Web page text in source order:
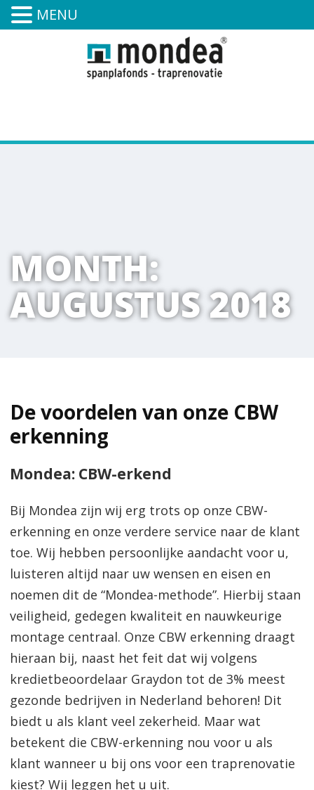
MONTH:
AUGUSTUS 2018
De voordelen van onze CBW
erkenning
Mondea: CBW-erkend
Bij Mondea zijn wij erg trots op onze CBW-
erkenning en onze verdere service naar de klant
toe. Wij hebben persoonlijke aandacht voor u,
luisteren altijd naar uw wensen en eisen en
noemen dit de “Mondea-methode”. Hierbij staan
veiligheid, gedegen kwaliteit en nauwkeurige
montage centraal. Onze CBW erkenning draagt
hieraan bij, naast het feit dat wij volgens
kredietbeoordelaar Graydon tot de 3% meest
gezonde bedrijven in Nederland behoren! Dit
biedt u als klant veel zekerheid. Maar wat
betekent die CBW-erkenning nou voor u als
klant wanneer u bij ons voor een traprenovatie
kiest? Wij leggen het u uit.
MENU